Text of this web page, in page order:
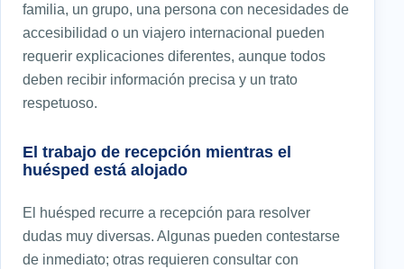
familia, un grupo, una persona con necesidades de
accesibilidad o un viajero internacional pueden
requerir explicaciones diferentes, aunque todos
deben recibir información precisa y un trato
respetuoso.
El trabajo de recepción mientras el
huésped está alojado
El huésped recurre a recepción para resolver
dudas muy diversas. Algunas pueden contestarse
de inmediato; otras requieren consultar con